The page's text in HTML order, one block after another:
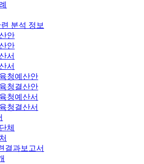
분석 정보
안
안
서
서
청예산안
청결산안
청예산서
청결산서
체
결과보고서